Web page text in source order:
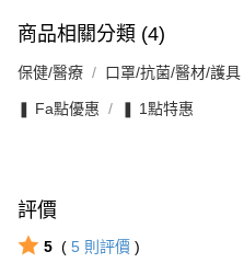
商品相關分類 (4)
保健/醫療 口罩/抗菌/醫材/護具
❚ Fa點優惠 ❚ 1點特惠
評價
5 ( 5 則評價 )